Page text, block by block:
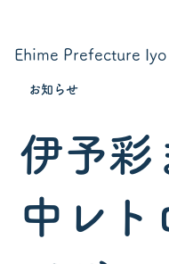
Ehime Prefecture
伊予彩
中レト
お知らせ